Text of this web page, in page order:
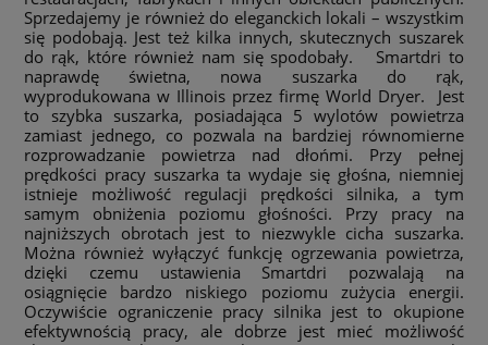
Sprzedajemy je również do eleganckich lokali – wszystkim
się podobają. Jest też kilka innych, skutecznych suszarek
do rąk, które również nam się spodobały. Smartdri to
naprawdę świetna, nowa suszarka do rąk,
wyprodukowana w Illinois przez firmę World Dryer. Jest
to szybka suszarka, posiadająca 5 wylotów powietrza
zamiast jednego, co pozwala na bardziej równomierne
rozprowadzanie powietrza nad dłońmi. Przy pełnej
prędkości pracy suszarka ta wydaje się głośna, niemniej
istnieje możliwość regulacji prędkości silnika, a tym
samym obniżenia poziomu głośności. Przy pracy na
najniższych obrotach jest to niezwykle cicha suszarka.
Można również wyłączyć funkcję ogrzewania powietrza,
dzięki czemu ustawienia Smartdri pozwalają na
osiągnięcie bardzo niskiego poziomu zużycia energii.
Oczywiście ograniczenie pracy silnika jest to okupione
efektywnością pracy, ale dobrze jest mieć możliwość